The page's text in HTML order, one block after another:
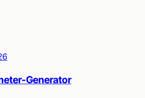
Generator